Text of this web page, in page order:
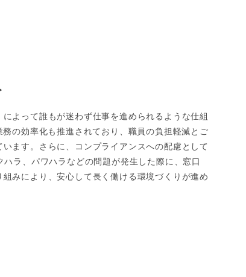
よって誰もが迷わず仕事を進められるような仕組
の効率化も推進されており、職員の負担軽減とご
ます。さらに、コンプライアンスへの配慮として
ラ、パワハラなどの問題が発生した際に、窓口
みにより、安心して長く働ける環境づくりが進め